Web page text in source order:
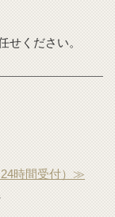
せください。
24時間受付）≫